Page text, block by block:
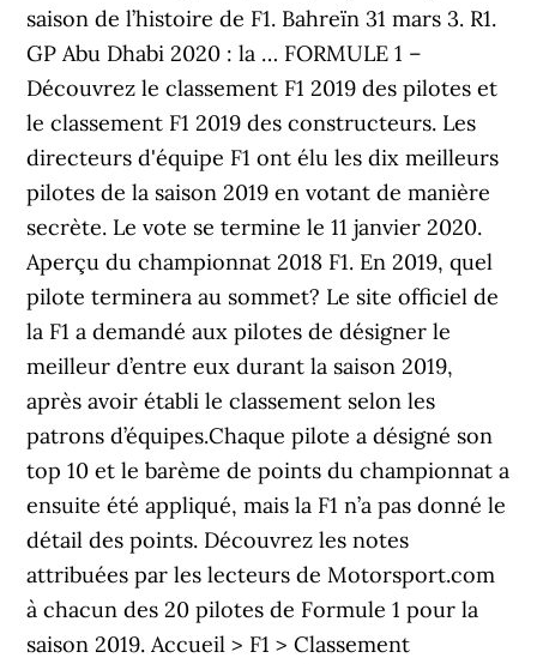
saison de l’histoire de F1. Bahreïn 31 mars 3. R1.
GP Abu Dhabi 2020 : la … FORMULE 1 –
Découvrez le classement F1 2019 des pilotes et
le classement F1 2019 des constructeurs. Les
directeurs d'équipe F1 ont élu les dix meilleurs
pilotes de la saison 2019 en votant de manière
secrète. Le vote se termine le 11 janvier 2020.
Aperçu du championnat 2018 F1. En 2019, quel
pilote terminera au sommet? Le site officiel de
la F1 a demandé aux pilotes de désigner le
meilleur d’entre eux durant la saison 2019,
après avoir établi le classement selon les
patrons d’équipes.Chaque pilote a désigné son
top 10 et le barème de points du championnat a
ensuite été appliqué, mais la F1 n’a pas donné le
détail des points. Découvrez les notes
attribuées par les lecteurs de Motorsport.com
à chacun des 20 pilotes de Formule 1 pour la
saison 2019. Accueil > F1 > Classement